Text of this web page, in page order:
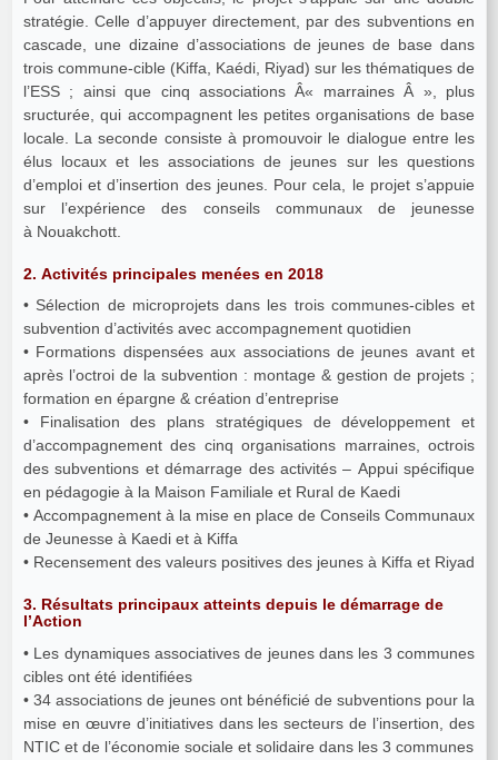
stratégie. Celle d’appuyer directement, par des subventions en
cascade, une dizaine d’associations de jeunes de base dans
trois commune-cible (Kiffa, Kaédi, Riyad) sur les thématiques de
l’ESS ; ainsi que cinq associations Â« marraines Â », plus
sructurée, qui accompagnent les petites organisations de base
locale. La seconde consiste à promouvoir le dialogue entre les
élus locaux et les associations de jeunes sur les questions
d’emploi et d’insertion des jeunes. Pour cela, le projet s’appuie
sur l’expérience des conseils communaux de jeunesse
à Nouakchott.
2. Activités principales menées en 2018
• Sélection de microprojets dans les trois communes-cibles et
subvention d’activités avec accompagnement quotidien
• Formations dispensées aux associations de jeunes avant et
après l’octroi de la subvention : montage & gestion de projets ;
formation en épargne & création d’entreprise
• Finalisation des plans stratégiques de développement et
d’accompagnement des cinq organisations marraines, octrois
des subventions et démarrage des activités – Appui spécifique
en pédagogie à la Maison Familiale et Rural de Kaedi
• Accompagnement à la mise en place de Conseils Communaux
de Jeunesse à Kaedi et à Kiffa
• Recensement des valeurs positives des jeunes à Kiffa et Riyad
3. Résultats principaux atteints depuis le démarrage de
l’Action
• Les dynamiques associatives de jeunes dans les 3 communes
cibles ont été identifiées
• 34 associations de jeunes ont bénéficié de subventions pour la
mise en œuvre d’initiatives dans les secteurs de l’insertion, des
NTIC et de l’économie sociale et solidaire dans les 3 communes